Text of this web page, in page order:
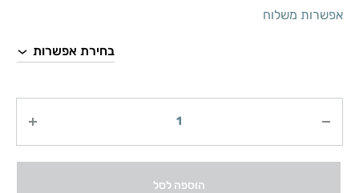
אפשרות משלוח
הוספה לסל